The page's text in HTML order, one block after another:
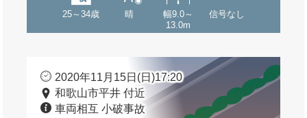
25～34歳 晴
幅9.0～
13.0m
信号なし
2020年11月15日(日)17:20
和歌山市平井 付近
車両相互 小破事故